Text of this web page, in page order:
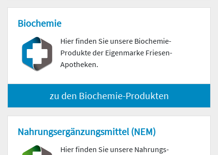
Biochemie
Hier finden Sie unsere Biochemie-
Produkte der Eigenmarke Friesen-
Apotheken.
zu den Biochemie-Produkten
Nahrungs­ergänzungs­mittel (NEM)
Hier finden Sie unsere Nahrungs­